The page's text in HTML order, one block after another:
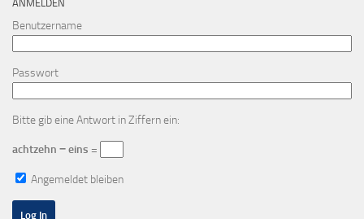
ANMELDEN
Benutzername
Passwort
Bitte gib eine Antwort in Ziffern ein:
achtzehn − eins =
Angemeldet bleiben